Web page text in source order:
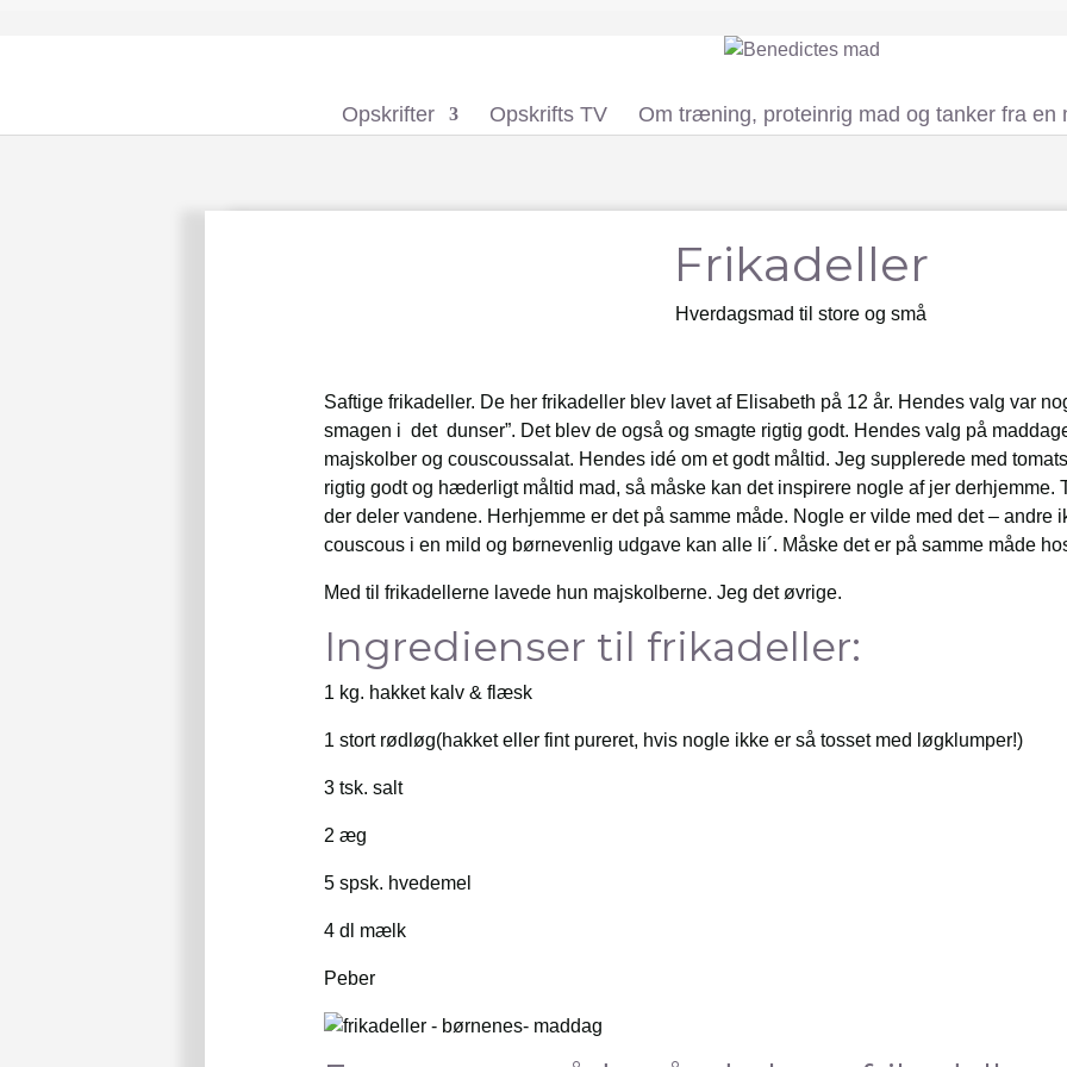
Opskrifter Opskrifts TV Om træning, proteinrig mad og tanker fra en
Frikadeller
Hverdagsmad til store og små
Saftige frikadeller. De her frikadeller blev lavet af Elisabeth på 12 år. Hendes valg var
smagen i det dunser”. Det blev de også og smagte rigtig godt. Hendes valg på
majskolber og couscoussalat. Hendes idé om et godt måltid. Jeg supplerede med
rigtig godt og hæderligt måltid mad, så måske kan det inspirere nogle af jer derhjemme.
der deler vandene. Herhjemme er det på samme måde. Nogle er vilde med det – andre
couscous i en mild og børnevenlig udgave kan alle li´. Måske det er på samme måde
Med til frikadellerne lavede hun majskolberne. Jeg det øvrige.
Ingredienser til frikadeller:
1 kg. hakket kalv & flæsk
1 stort rødløg(hakket eller fint pureret, hvis nogle ikke er så tosset med løgklumper!)
3 tsk. salt
2 æg
5 spsk. hvedemel
4 dl mælk
Peber